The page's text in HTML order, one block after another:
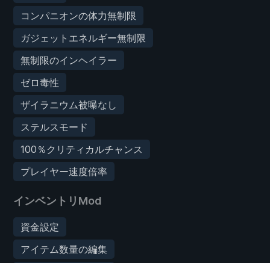
コンパニオンの体力無制限
ガジェットエネルギー無制限
無制限のインヘイラー
ゼロ毒性
ザイラニウム被曝なし
ステルスモード
100％クリティカルチャンス
プレイヤー速度倍率
インベントリMod
資金設定
アイテム数量の編集